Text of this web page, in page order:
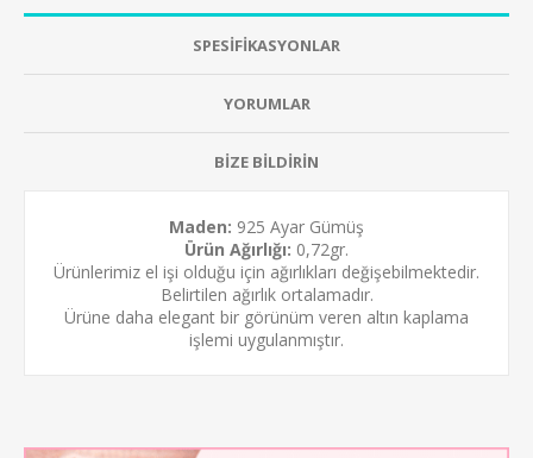
SPESİFİKASYONLAR
YORUMLAR
BİZE BİLDİRİN
Maden: 925 Ayar Gümüş
Ürün Ağırlığı: 0,72gr.
Ürünlerimiz el işi olduğu için ağırlıkları değişebilmektedir.
Belirtilen ağırlık ortalamadır.
Ürüne daha elegant bir görünüm veren altın kaplama
işlemi uygulanmıştır.